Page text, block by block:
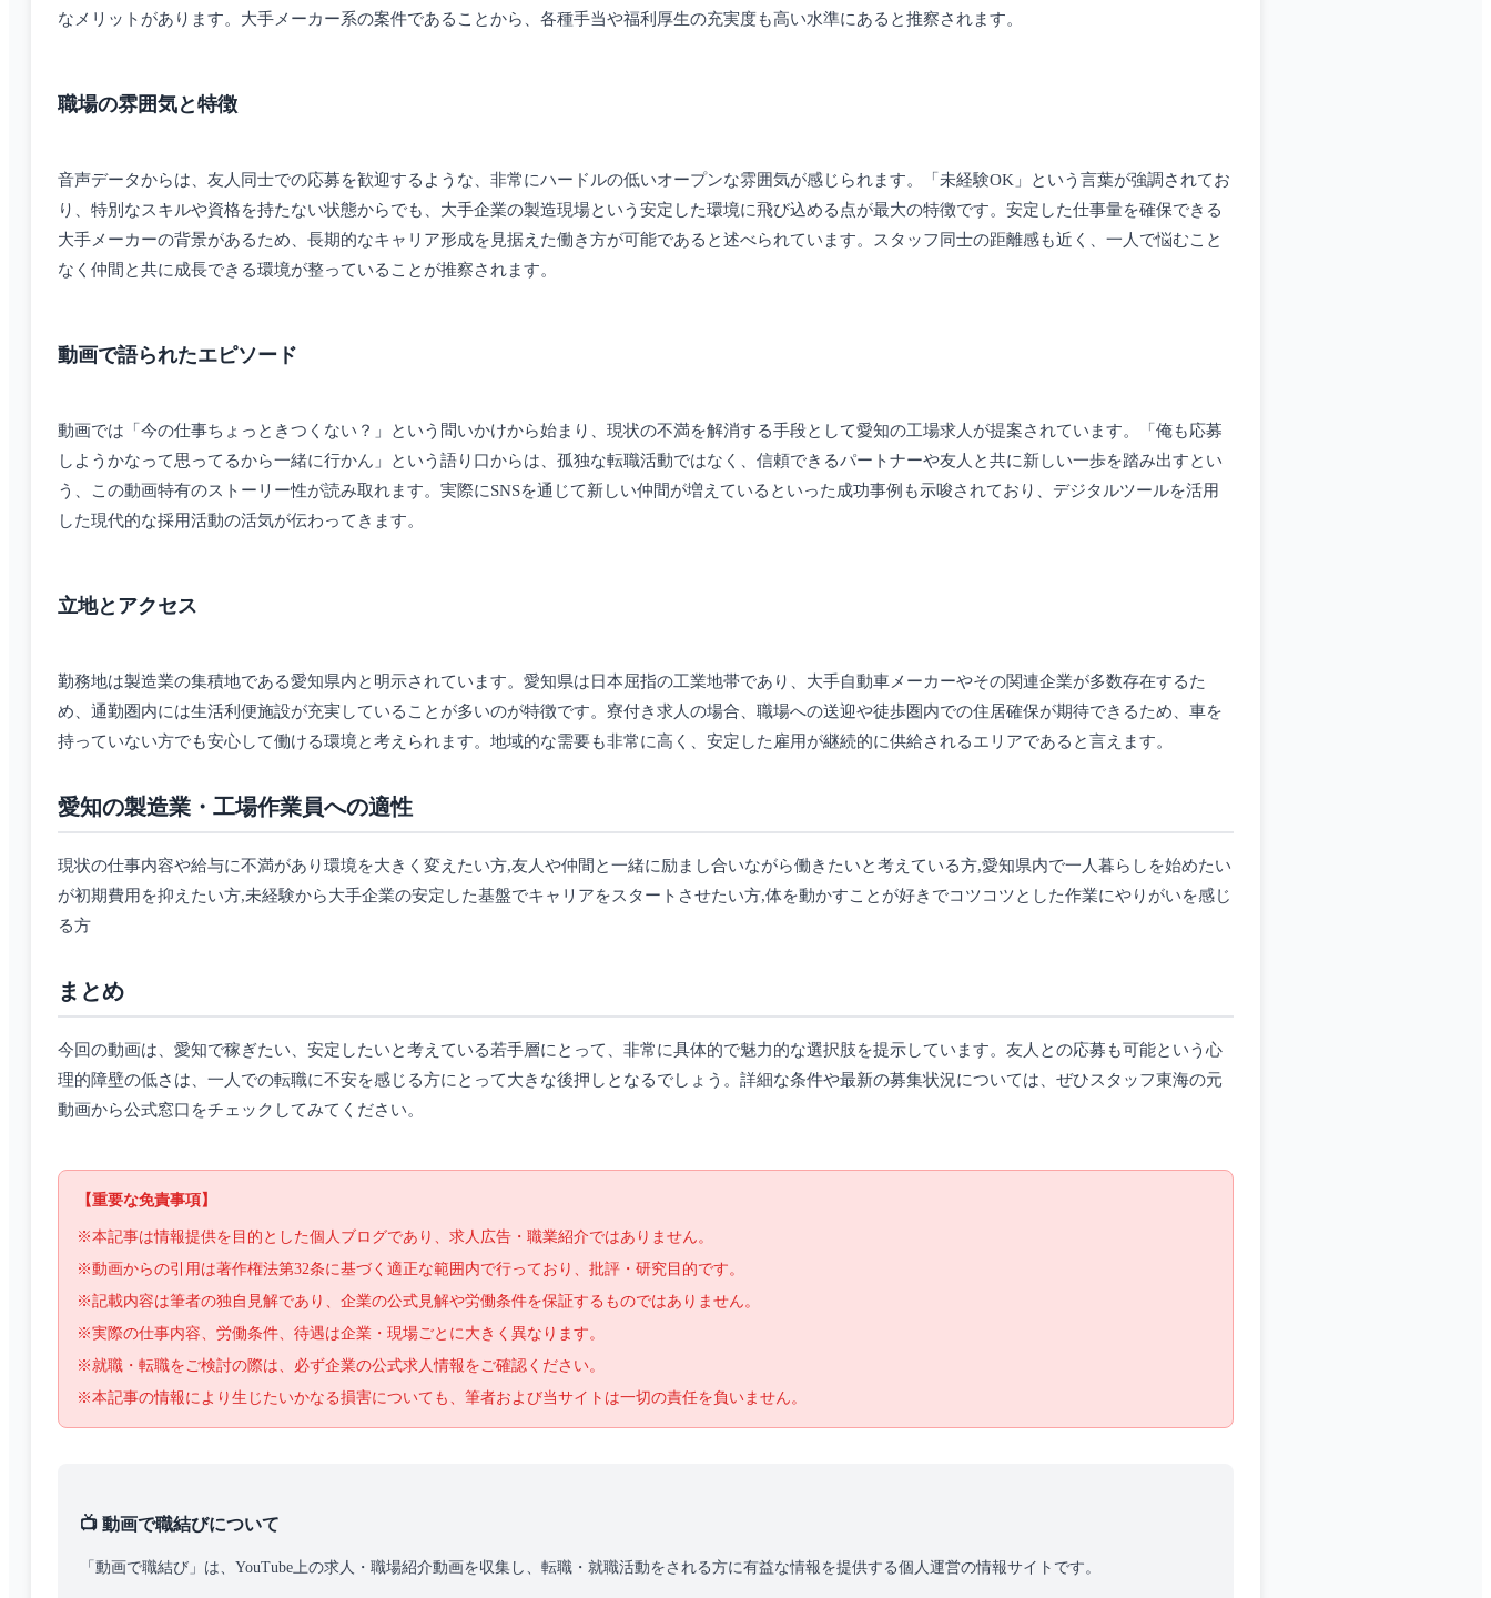
なメリットがあります。大手メーカー系の案件であることから、各種手当や福利厚生の充実度も高い水準にあると推察されます。
職場の雰囲気と特徴
音声データからは、友人同士での応募を歓迎するような、非常にハードルの低いオープンな雰囲気が感じられます。「未経験OK」という言葉が強調されてお
り、特別なスキルや資格を持たない状態からでも、大手企業の製造現場という安定した環境に飛び込める点が最大の特徴です。安定した仕事量を確保できる
大手メーカーの背景があるため、長期的なキャリア形成を見据えた働き方が可能であると述べられています。スタッフ同士の距離感も近く、一人で悩むこと
なく仲間と共に成長できる環境が整っていることが推察されます。
動画で語られたエピソード
動画では「今の仕事ちょっときつくない？」という問いかけから始まり、現状の不満を解消する手段として愛知の工場求人が提案されています。「俺も応募
しようかなって思ってるから一緒に行かん」という語り口からは、孤独な転職活動ではなく、信頼できるパートナーや友人と共に新しい一歩を踏み出すとい
う、この動画特有のストーリー性が読み取れます。実際にSNSを通じて新しい仲間が増えているといった成功事例も示唆されており、デジタルツールを活用
した現代的な採用活動の活気が伝わってきます。
立地とアクセス
勤務地は製造業の集積地である愛知県内と明示されています。愛知県は日本屈指の工業地帯であり、大手自動車メーカーやその関連企業が多数存在するた
め、通勤圏内には生活利便施設が充実していることが多いのが特徴です。寮付き求人の場合、職場への送迎や徒歩圏内での住居確保が期待できるため、車を
持っていない方でも安心して働ける環境と考えられます。地域的な需要も非常に高く、安定した雇用が継続的に供給されるエリアであると言えます。
愛知の製造業・工場作業員への適性
現状の仕事内容や給与に不満があり環境を大きく変えたい方,友人や仲間と一緒に励まし合いながら働きたいと考えている方,愛知県内で一人暮らしを始めたい
が初期費用を抑えたい方,未経験から大手企業の安定した基盤でキャリアをスタートさせたい方,体を動かすことが好きでコツコツとした作業にやりがいを感じ
る方
まとめ
今回の動画は、愛知で稼ぎたい、安定したいと考えている若手層にとって、非常に具体的で魅力的な選択肢を提示しています。友人との応募も可能という心
理的障壁の低さは、一人での転職に不安を感じる方にとって大きな後押しとなるでしょう。詳細な条件や最新の募集状況については、ぜひスタッフ東海の元
動画から公式窓口をチェックしてみてください。
【重要な免責事項】
※本記事は情報提供を目的とした個人ブログであり、求人広告・職業紹介ではありません。
※動画からの引用は著作権法第32条に基づく適正な範囲内で行っており、批評・研究目的です。
※記載内容は筆者の独自見解であり、企業の公式見解や労働条件を保証するものではありません。
※実際の仕事内容、労働条件、待遇は企業・現場ごとに大きく異なります。
※就職・転職をご検討の際は、必ず企業の公式求人情報をご確認ください。
※本記事の情報により生じたいかなる損害についても、筆者および当サイトは一切の責任を負いません。
📺 動画で職結びについて
「動画で職結び」は、YouTube上の求人・職場紹介動画を収集し、転職・就職活動をされる方に有益な情報を提供する個人運営の情報サイトです。